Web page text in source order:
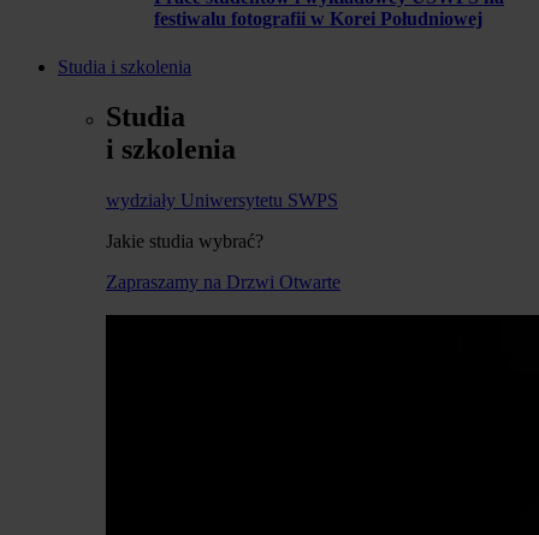
festiwalu fotografii w Korei Południowej
Studia i szkolenia
Studia
i szkolenia
wydziały Uniwersytetu SWPS
Jakie studia wybrać?
Zapraszamy na Drzwi Otwarte